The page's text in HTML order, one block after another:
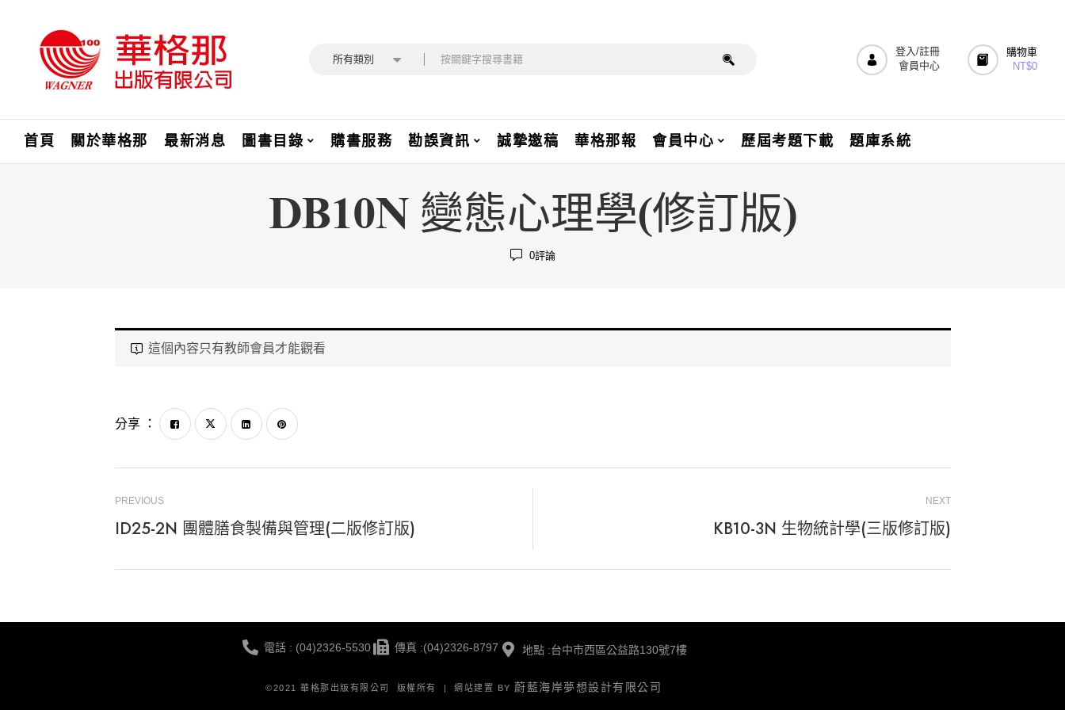
所有類別
登入/註冊
會員中心
購物車
NT$0
首頁 關於華格那 最新消息 圖書目錄 購書服務 勘誤資訊 誠摯邀稿 華格那報 會員中心 歷屆考題下載 題庫系統
DB10N 變態心理學(修訂版)
0評論
這個內容只有教師會員才能觀看
分享 ：
PREVIOUS
ID25-2N 團體膳食製備與管理(二版修訂版)
NEXT
KB10-3N 生物統計學(三版修訂版)
電話 : (04)2326-5530 傳真 :(04)2326-8797 地點 :台中市西區公益路130號7樓
©2021 華格那出版有限公司 版權所有 | 網站建置 BY 蔚藍海岸夢想設計有限公司